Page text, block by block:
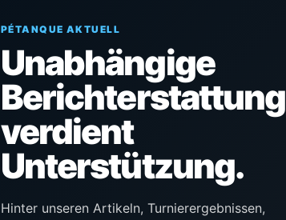
PÉTANQUE AKTUELL
Unabhängige
Berichterstattung
verdient
Unterstützung.
Hinter unseren Artikeln, Turnierergebnissen,